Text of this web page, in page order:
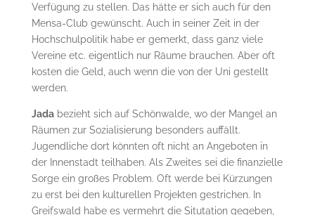
Verfügung zu stellen. Das hätte er sich auch für den
Mensa-Club gewünscht. Auch in seiner Zeit in der
Hochschulpolitik habe er gemerkt, dass ganz viele
Vereine etc. eigentlich nur Räume brauchen. Aber oft
kosten die Geld, auch wenn die von der Uni gestellt
werden.
Jadabezieht sich auf Schönwalde, wo der Mangel an
Räumen zur Sozialisierung besonders auffällt.
Jugendliche dort könnten oft nicht an Angeboten in
der Innenstadt teilhaben. Als Zweites sei die finanzielle
Sorge ein großes Problem. Oft werde bei Kürzungen
zu erst bei den kulturellen Projekten gestrichen. In
Greifswald habe es vermehrt die Situtation gegeben,